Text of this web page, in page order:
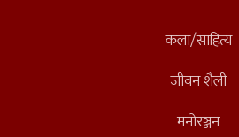
कला/साहित्य
जीवन शैली
मनोरञ्जन